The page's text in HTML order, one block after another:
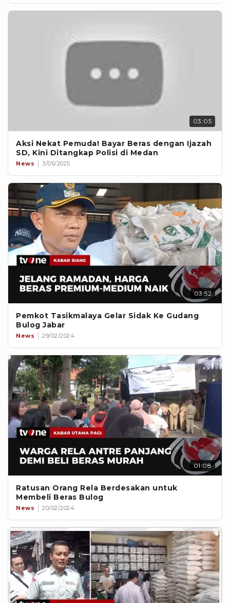
03:05
Aksi Nekat Pemuda! Bayar Beras dengan Ijazah
SD, Kini Ditangkap Polisi di Medan
News 3/05/2025
03:52
Pemkot Tasikmalaya Gelar Sidak Ke Gudang
Bulog Jabar
News 29/02/2024
01:08
Ratusan Orang Rela Berdesakan untuk
Membeli Beras Bulog
News 20/02/2024